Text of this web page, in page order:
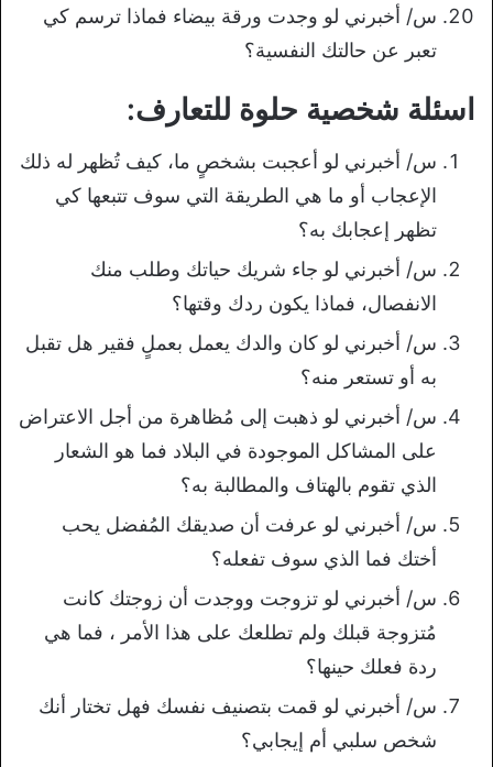
س/ أخبرني لو وجدت ورقة بيضاء فماذا ترسم كي
تعبر عن حالتك النفسية؟
اسئلة شخصية حلوة للتعارف:
س/ أخبرني لو أعجبت بشخصٍ ما، كيف تُظهر له ذلك
الإعجاب أو ما هي الطريقة التي سوف تتبعها كي
تظهر إعجابك به؟
س/ أخبرني لو جاء شريك حياتك وطلب منك
الانفصال، فماذا يكون ردك وقتها؟
س/ أخبرني لو كان والدك يعمل بعملٍ فقير هل تقبل
به أو تستعر منه؟
س/ أخبرني لو ذهبت إلى مُظاهرة من أجل الاعتراض
على المشاكل الموجودة في البلاد فما هو الشعار
الذي تقوم بالهتاف والمطالبة به؟
س/ أخبرني لو عرفت أن صديقك المُفضل يحب
أختك فما الذي سوف تفعله؟
س/ أخبرني لو تزوجت ووجدت أن زوجتك كانت
مُتزوجة قبلك ولم تطلعك على هذا الأمر ، فما هي
ردة فعلك حينها؟
س/ أخبرني لو قمت بتصنيف نفسك فهل تختار أنك
شخص سلبي أم إيجابي؟